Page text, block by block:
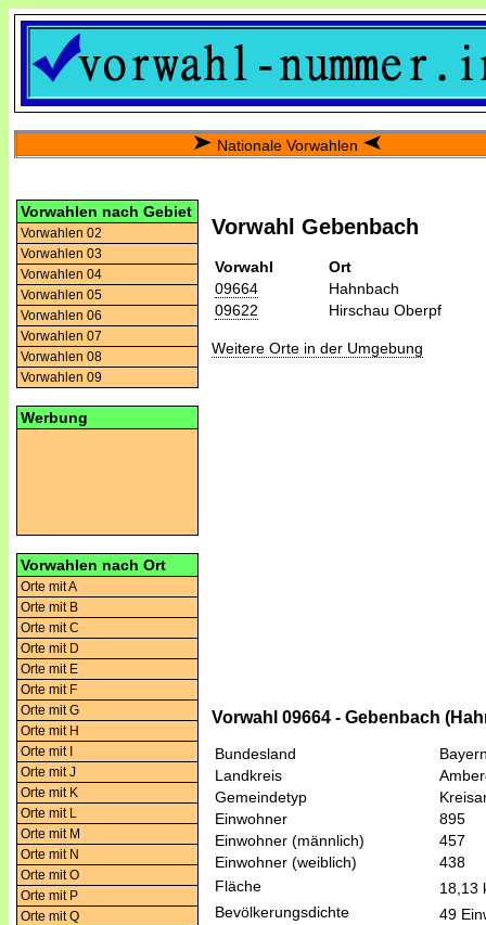
Nationale Vorwahlen
Vorwahlen nach Gebiet
Vorwahlen 02
Vorwahlen 03
Vorwahlen 04
Vorwahlen 05
Vorwahlen 06
Vorwahlen 07
Vorwahlen 08
Vorwahlen 09
Werbung
Vorwahlen nach Ort
Orte mit A
Orte mit B
Orte mit C
Orte mit D
Orte mit E
Orte mit F
Orte mit G
Orte mit H
Orte mit I
Orte mit J
Orte mit K
Orte mit L
Orte mit M
Orte mit N
Orte mit O
Orte mit P
Orte mit Q
Vorwahl Gebenbach
Vorwahl
Ort
09664
Hahnbach
09622
Hirschau Oberpf
Weitere Orte in der Umgebung
Vorwahl 09664 - Gebenbach
Bundesland
Landkreis
Gemeindetyp
Einwohner
895
Einwohner (männlich)
457
Einwohner (weiblich)
438
Fläche
18,13
Bevölkerungsdichte
49